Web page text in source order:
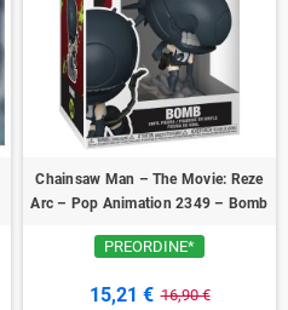
Chainsaw Man – The Movie: Reze
Arc – Pop Animation 2349 – Bomb
PREORDINE*
15,21 € 16,90 €